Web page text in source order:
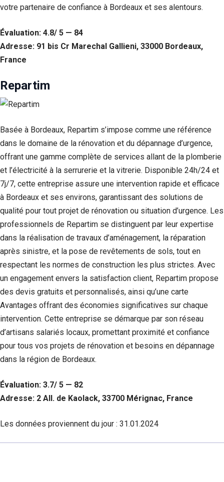
votre partenaire de confiance à Bordeaux et ses alentours.
Évaluation: 4.8/ 5 — 84
Adresse: 91 bis Cr Marechal Gallieni, 33000 Bordeaux,
France
Repartim
Basée à Bordeaux, Repartim s’impose comme une référence
dans le domaine de la rénovation et du dépannage d’urgence,
offrant une gamme complète de services allant de la plomberie
et l’électricité à la serrurerie et la vitrerie. Disponible 24h/24 et
7j/7, cette entreprise assure une intervention rapide et efficace
à Bordeaux et ses environs, garantissant des solutions de
qualité pour tout projet de rénovation ou situation d’urgence. Les
professionnels de Repartim se distinguent par leur expertise
dans la réalisation de travaux d’aménagement, la réparation
après sinistre, et la pose de revêtements de sols, tout en
respectant les normes de construction les plus strictes. Avec
un engagement envers la satisfaction client, Repartim propose
des devis gratuits et personnalisés, ainsi qu’une carte
Avantages offrant des économies significatives sur chaque
intervention. Cette entreprise se démarque par son réseau
d’artisans salariés locaux, promettant proximité et confiance
pour tous vos projets de rénovation et besoins en dépannage
dans la région de Bordeaux.
Évaluation: 3.7/ 5 — 82
Adresse: 2 All. de Kaolack, 33700 Mérignac, France
Les données proviennent du jour : 31.01.2024